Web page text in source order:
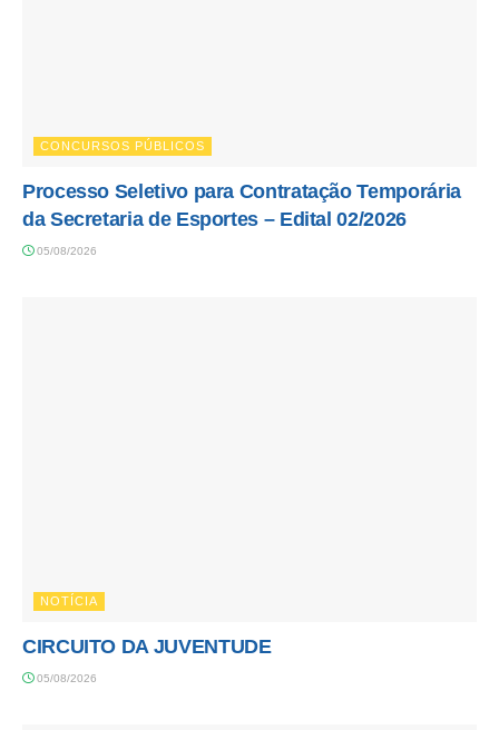
CONCURSOS PÚBLICOS
Processo Seletivo para Contratação Temporária
da Secretaria de Esportes – Edital 02/2026
05/08/2026
NOTÍCIA
CIRCUITO DA JUVENTUDE
05/08/2026